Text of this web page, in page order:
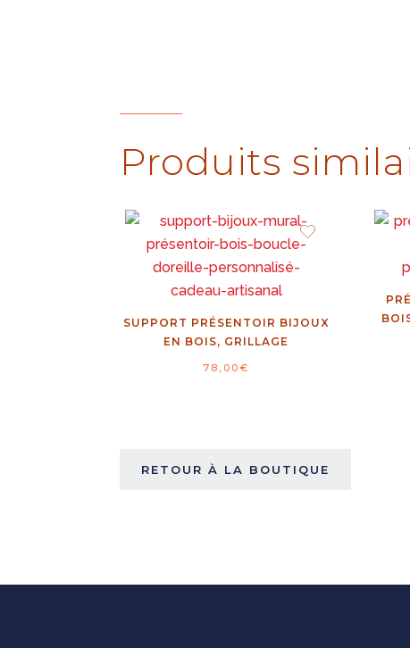
Produits
SUPPORT PRÉSENTOIR BIJOUX
EN BOIS, GRILLAGE
78,00€
RETOUR À LA BOUTIQUE